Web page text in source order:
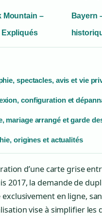
Mountain –
Expliqués
Bayern
spectacles, avis et vie
configuration et
mariage arrangé et garde
origines et actualités
d’une carte grise
2017, la demande de
en ligne,
vise à simplifier les